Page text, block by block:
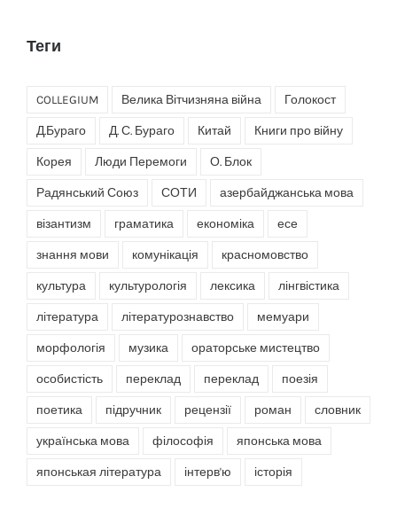
Теги
COLLEGIUM Велика Вітчизняна війна Голокост
Д.Бураго Д. С. Бураго Китай Книги про війну
Корея Люди Перемоги О. Блок
Радянський Союз СОТИ азербайджанська мова
візантизм граматика економіка есе
знання мови комунікація красномовство
культура культурологія лексика лінгвістика
література літературознавство мемуари
морфологія музика ораторське мистецтво
особистість переклад переклад поезія
поетика підручник рецензії роман словник
українська мова філософія японська мова
японськая література інтерв'ю історія